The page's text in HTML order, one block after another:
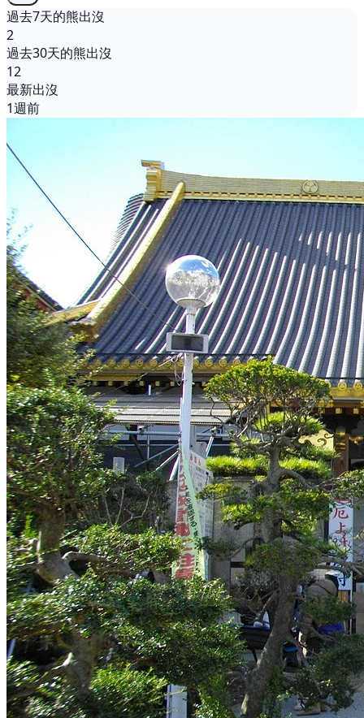
過去7天的熊出沒
2
過去30天的熊出沒
12
最新出沒
1週前